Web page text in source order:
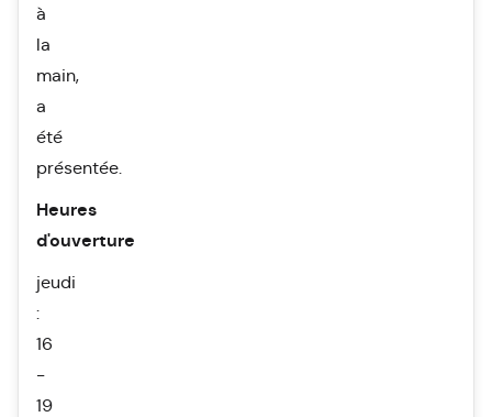
à
la
main,
a
été
présentée.
Heures
d'ouverture
jeudi
:
16
-
19